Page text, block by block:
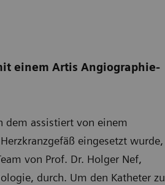
einem Artis Angiographie-
dem assistiert von einem
eingesetzt wurde,
von Prof. Dr. Holger Nef,
durch. Um den Katheter zu